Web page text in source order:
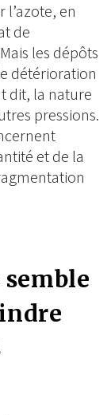
en
de
les dépôts
détérioration
dit, la nature
pressions.
et de la